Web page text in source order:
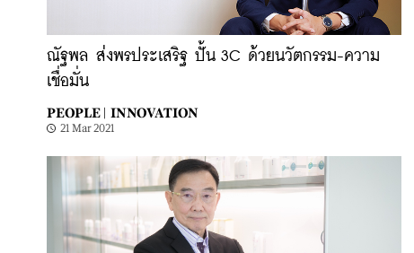
ณัฐพล ส่งพรประเสริฐ ปั้น 3C ด้วยนวัตกรรม-ความ
เชื่อมั่น
PEOPLE | INNOVATION
21 Mar 2021